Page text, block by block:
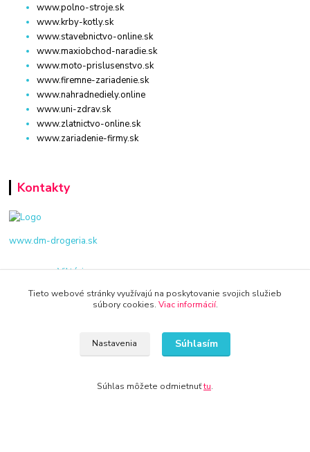
www.polno-stroje.sk
www.krby-kotly.sk
www.stavebnictvo-online.sk
www.maxiobchod-naradie.sk
www.moto-prislusenstvo.sk
www.firemne-zariadenie.sk
www.nahradnediely.online
www.uni-zdrav.sk
www.zlatnictvo-online.sk
www.zariadenie-firmy.sk
Kontakty
www.dm-drogeria.sk
Viktória
+421 940 949 000
Tieto webové stránky využívajú na poskytovanie svojich služieb
súbory cookies. Viac informácií.
Nastavenia Súhlasím
Súhlas môžete odmietnuťtu.